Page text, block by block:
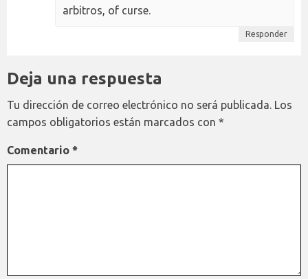
arbitros, of curse.
Responder
Deja una respuesta
Tu dirección de correo electrónico no será publicada. Los
campos obligatorios están marcados con *
Comentario *